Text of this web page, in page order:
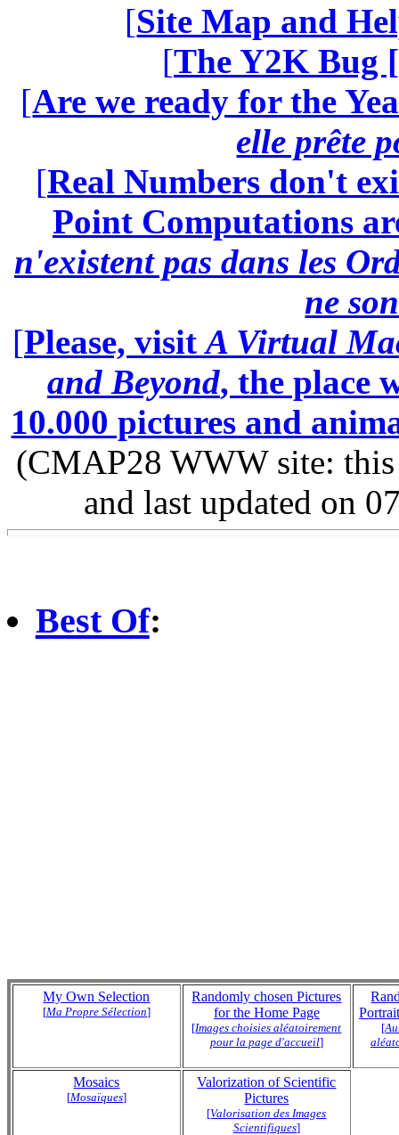
[Site Map and
[The Y2K Bug [
[Are we ready for the
elle prête
[Real Numbers don't
Point Computations
n'existent pas dans les
ne
[Please, visit A Virtual
and Beyond, the place
10.000 pictures and
(CMAP28 WWW site: this
and last updated on
Best Of:
My Own Selection
[Ma Propre Sélection]
Randomly chosen Pictures
for the Home Page
[Images choisies aléatoirement
pour la page d'accueil]
[
Mosaics
[Mosaïques]
Valorization of Scientific
Pictures
[Valorisation des Images
Scientifiques]